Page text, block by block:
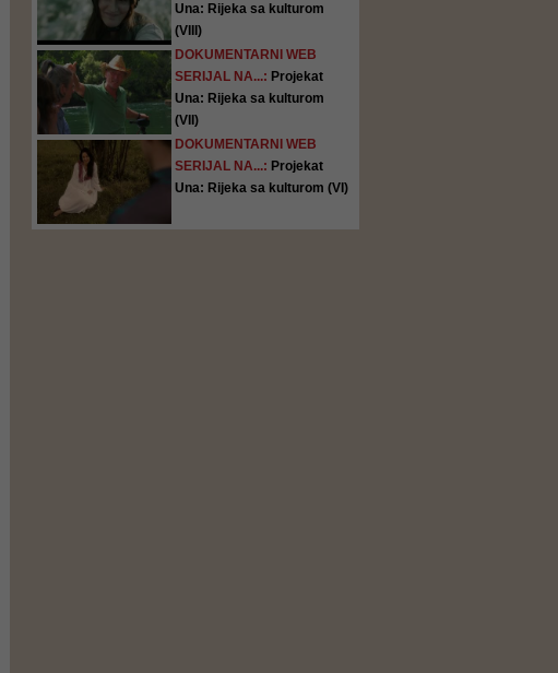
Una: Rijeka sa kulturom
(VIII)
DOKUMENTARNI WEB
SERIJAL NA...: Projekat
Una: Rijeka sa kulturom
(VII)
DOKUMENTARNI WEB
SERIJAL NA...: Projekat
Una: Rijeka sa kulturom (VI)